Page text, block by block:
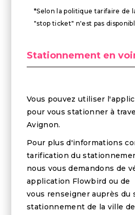
*Selon la politique tarifaire de
"stop ticket" n'est pas
Stationnement en
Vous pouvez utiliser
pour vous stationner à
Avignon.
Pour plus d'informations
tarification du
nous vous demandons de
application Flowbird ou de
vous renseigner auprès du
stationnement de la ville